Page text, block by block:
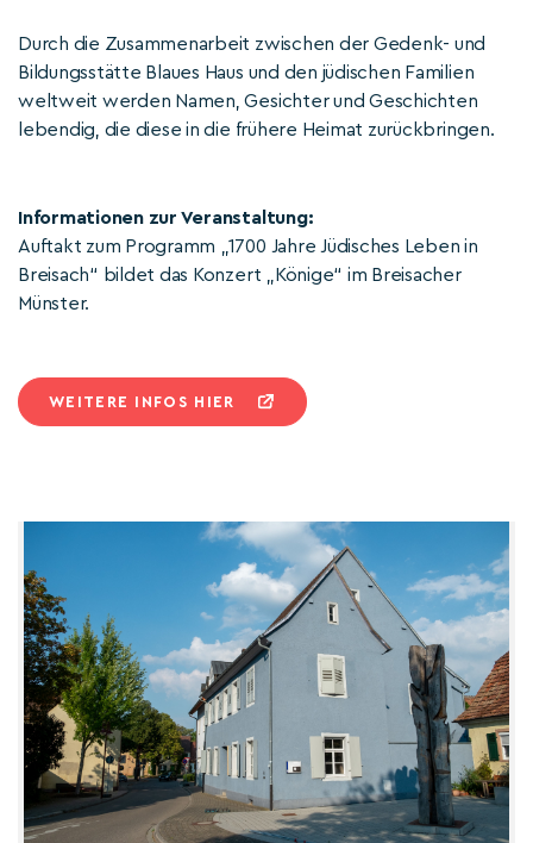
Durch die Zusammenarbeit zwischen der Gedenk- und
Bildungsstätte Blaues Haus und den jüdischen Familien
weltweit werden Namen, Gesichter und Geschichten
lebendig, die diese in die frühere Heimat zurückbringen.
Informationen zur Veranstaltung:
Auftakt zum Programm „1700 Jahre Jüdisches Leben in
Breisach“ bildet das Konzert „Könige“ im Breisacher
Münster.
WEITERE INFOS HIER